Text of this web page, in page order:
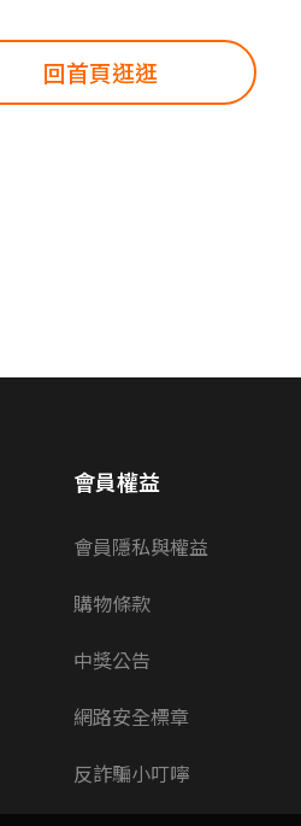
回首頁逛逛
會員權益
會員隱私與權益
購物條款
中獎公告
網路安全標章
反詐騙小叮嚀